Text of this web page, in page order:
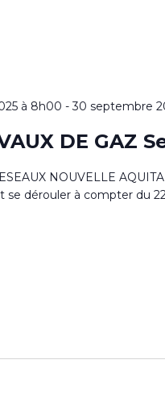
à 8h00 -30 septembre
DE GAZ
NOUVELLE
se dérouler à compter du